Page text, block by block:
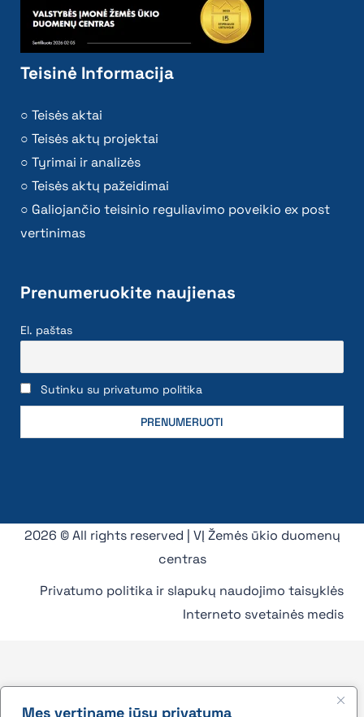
Mes vertiname jūsų privatumą
Teisinė Informacija
Teisės aktai
Teisės aktų projektai
Tyrimai ir analizės
Teisės aktų pažeidimai
Galiojančio teisinio reguliavimo poveikio ex post
vertinimas
Prenumeruokite naujienas
El. paštas
Sutinku su privatumo politika
2026 © All rights reserved | VĮ Žemės ūkio duomenų
centras
Privatumo politika ir slapukų naudojimo taisyklės
Interneto svetainės medis